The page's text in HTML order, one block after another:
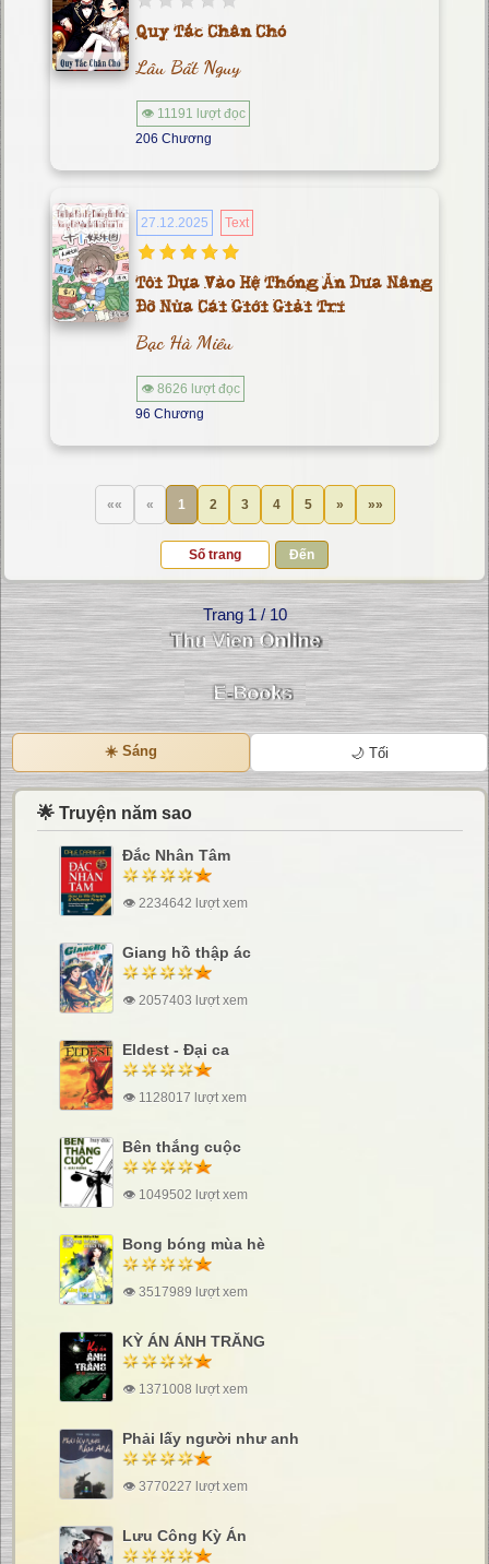
Quy Tắc Chân Chó
Lâu Bất Nguy
👁 11191 lượt đọc
206 Chương
27.12.2025 Text
Tôi Dựa Vào Hệ Thống Ăn Dưa Nâng
Đỡ Nửa Cái Giới Giải Trí
Bạc Hà Miêu
👁 8626 lượt đọc
96 Chương
«« « 1 2 3 4 5 » »»
Đến
Trang 1 / 10
☀️ Sáng 🌙 Tối
🌟 Truyện năm sao
Đắc Nhân Tâm
👁 2234642 lượt xem
Giang hồ thập ác
👁 2057403 lượt xem
Eldest - Đại ca
👁 1128017 lượt xem
Bên thắng cuộc
👁 1049502 lượt xem
Bong bóng mùa hè
👁 3517989 lượt xem
KỲ ÁN ÁNH TRĂNG
👁 1371008 lượt xem
Phải lấy người như anh
👁 3770227 lượt xem
Lưu Công Kỳ Án